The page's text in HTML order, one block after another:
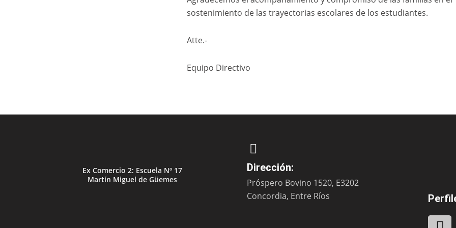
sostenimiento de las trayectorias escolares de los estudiantes.
Atte.-
Equipo Directivo
Ex Comercio 2: Escuela Nº 17
Martín Miguel de Güemes
Dirección:
Próspero Bovino 1520, E3202
Concordia, Entre Ríos
F